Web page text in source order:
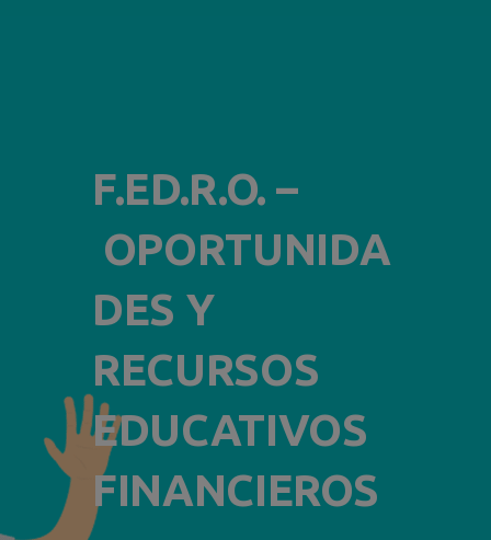
F.ED.R.O. –
OPORTUNIDA
DES Y
RECURSOS
EDUCATIVOS
FINANCIEROS